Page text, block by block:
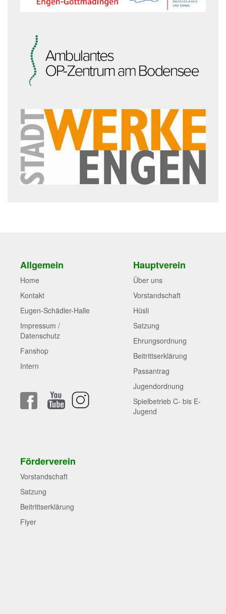
Allgemein
Home
Kontakt
Eugen-Schädler-Halle
Impressum /
Datenschutz
Fanshop
Intern
Hauptverein
Über uns
Vorstandschaft
Hüsli
Satzung
Ehrungsordnung
Beitrittserklärung
Passantrag
Jugendordnung
Spielbetrieb C- bis E-
Jugend
Förderverein
Vorstandschaft
Satzung
Beitrittserklärung
Flyer